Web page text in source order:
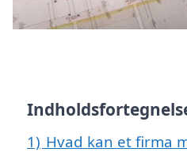
1) Hvad kan et firma